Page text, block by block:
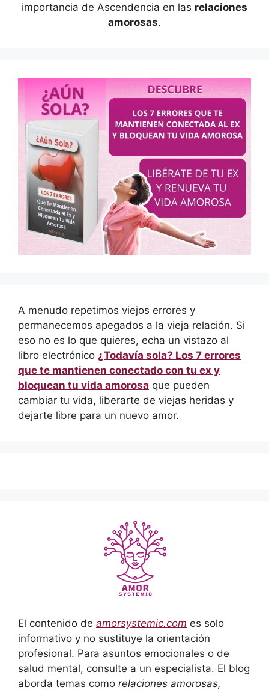
importancia de Ascendencia en las relaciones
amorosas.
A menudo repetimos viejos errores y
permanecemos apegados a la vieja relación. Si
eso no es lo que quieres, echa un vistazo al
libro electrónico ¿Todavía sola? Los 7 errores
que te mantienen conectado con tu ex y
bloquean tu vida amorosa que pueden
cambiar tu vida, liberarte de viejas heridas y
dejarte libre para un nuevo amor.
El contenido de amorsystemic.com es solo
informativo y no sustituye la orientación
profesional. Para asuntos emocionales o de
salud mental, consulte a un especialista. El blog
aborda temas como relaciones amorosas,